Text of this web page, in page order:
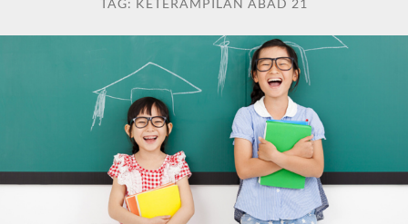
TAG: KETERAMPILAN ABAD 21